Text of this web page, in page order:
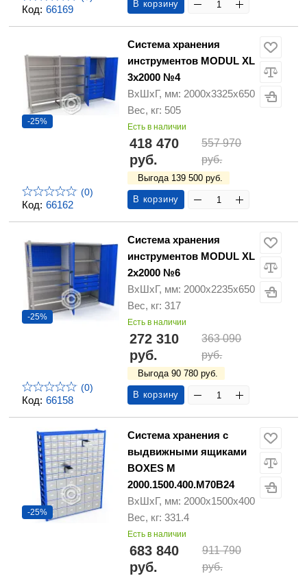
Код: 66169 В корзину
Код: 66162
-25%
(0)
Система хранения
инструментов MODUL XL
3x2000 №4
ВхШхГ, мм: 2000х3325х650
Вес, кг: 505
Есть в наличии
418 470
руб.
557 970
руб.
Выгода 139 500 руб.
В корзину
Код: 66158
-25%
(0)
Система хранения
инструментов MODUL XL
2x2000 №6
ВхШхГ, мм: 2000х2235х650
Вес, кг: 317
Есть в наличии
272 310
руб.
363 090
руб.
Выгода 90 780 руб.
В корзину
-25%
Система хранения с
выдвижными ящиками
BOXES M
2000.1500.400.M70B24
ВхШхГ, мм: 2000x1500x400
Вес, кг: 331.4
Есть в наличии
683 840
руб.
911 790
руб.